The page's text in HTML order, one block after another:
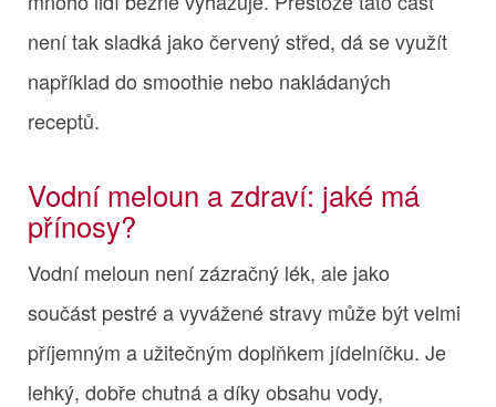
není tak sladká jako červený střed, dá se využít
například do smoothie nebo nakládaných
receptů.
Vodní meloun a zdraví: jaké má
přínosy?
Vodní meloun není zázračný lék, ale jako
součást pestré a vyvážené stravy může být velmi
příjemným a užitečným doplňkem jídelníčku. Je
lehký, dobře chutná a díky obsahu vody,